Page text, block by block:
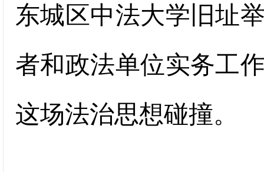
东城区中法大学旧址
者和政法单位实务工
这场法治思想碰撞。